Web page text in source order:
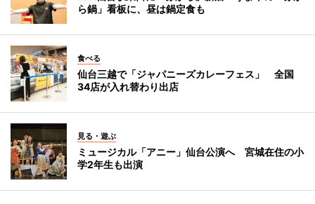
ら鍋」看板に、昼は鍋定食も
食べる
仙台三越で「ジャパニーズカレーフェス」 全国
34店が入れ替わり出店
見る・遊ぶ
ミュージカル「アニー」仙台公演へ 宮城在住の小
学2年生も出演